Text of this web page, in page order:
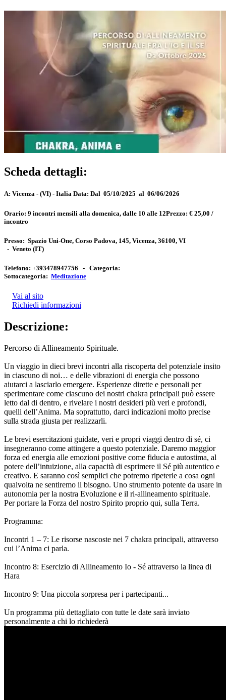
Scheda dettagli:
A: Vicenza - (VI) - Italia Data: Dal 05/10/2025 al 06/06/2026
Orario: 9 incontri mensili alla domenica, dalle 10 alle 12Prezzo: € 25,00 /
incontro
Presso: Spazio Uni-One, Corso Padova, 145, Vicenza, 36100, VI
- Veneto (IT)
Telefono: +393478947756 - Categoria:
Sottocategoria: Meditazione
Vai al sito
Richiedi informazioni
Descrizione:
Percorso di Allineamento Spirituale.
Un viaggio in dieci brevi incontri alla riscoperta del potenziale insito
in ciascuno di noi… e delle vibrazioni di energia che possono
aiutarci a lasciarlo emergere. Esperienze dirette e personali per
sperimentare come ciascuno dei nostri chakra principali può essere
letto dal di dentro, e rivelare i nostri desideri più veri e profondi,
quelli dell’Anima. Ma soprattutto, darci indicazioni molto precise
sulla strada giusta per realizzarli.
Le brevi esercitazioni guidate, veri e propri viaggi dentro di sé, ci
insegneranno come attingere a questo potenziale. Daremo maggior
forza ed energia alle emozioni positive come fiducia e autostima, al
potere dell’intuizione, alla capacità di esprimere il Sé più autentico e
creativo. E saranno così semplici che potremo ripeterle a cosa ogni
qualvolta ne sentiremo il bisogno. Uno strumento potente da usare in
autonomia per la nostra Evoluzione e il ri-allineamento spirituale.
Per portare la Forza del nostro Spirito proprio qui, sulla Terra.
Programma:
Incontri 1 – 7: Le risorse nascoste nei 7 chakra principali, attraverso
cui l’Anima ci parla.
Incontro 8: Esercizio di Allineamento Io - Sé attraverso la linea di
Hara
Incontro 9: Una piccola sorpresa per i partecipanti...
Un programma più dettagliato con tutte le date sarà inviato
personalmente a chi lo richiederà